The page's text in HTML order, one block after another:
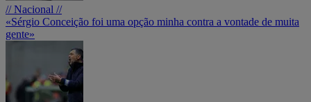
// Nacional //
«Sérgio Conceição foi uma opção minha contra a vontade de muita
gente»